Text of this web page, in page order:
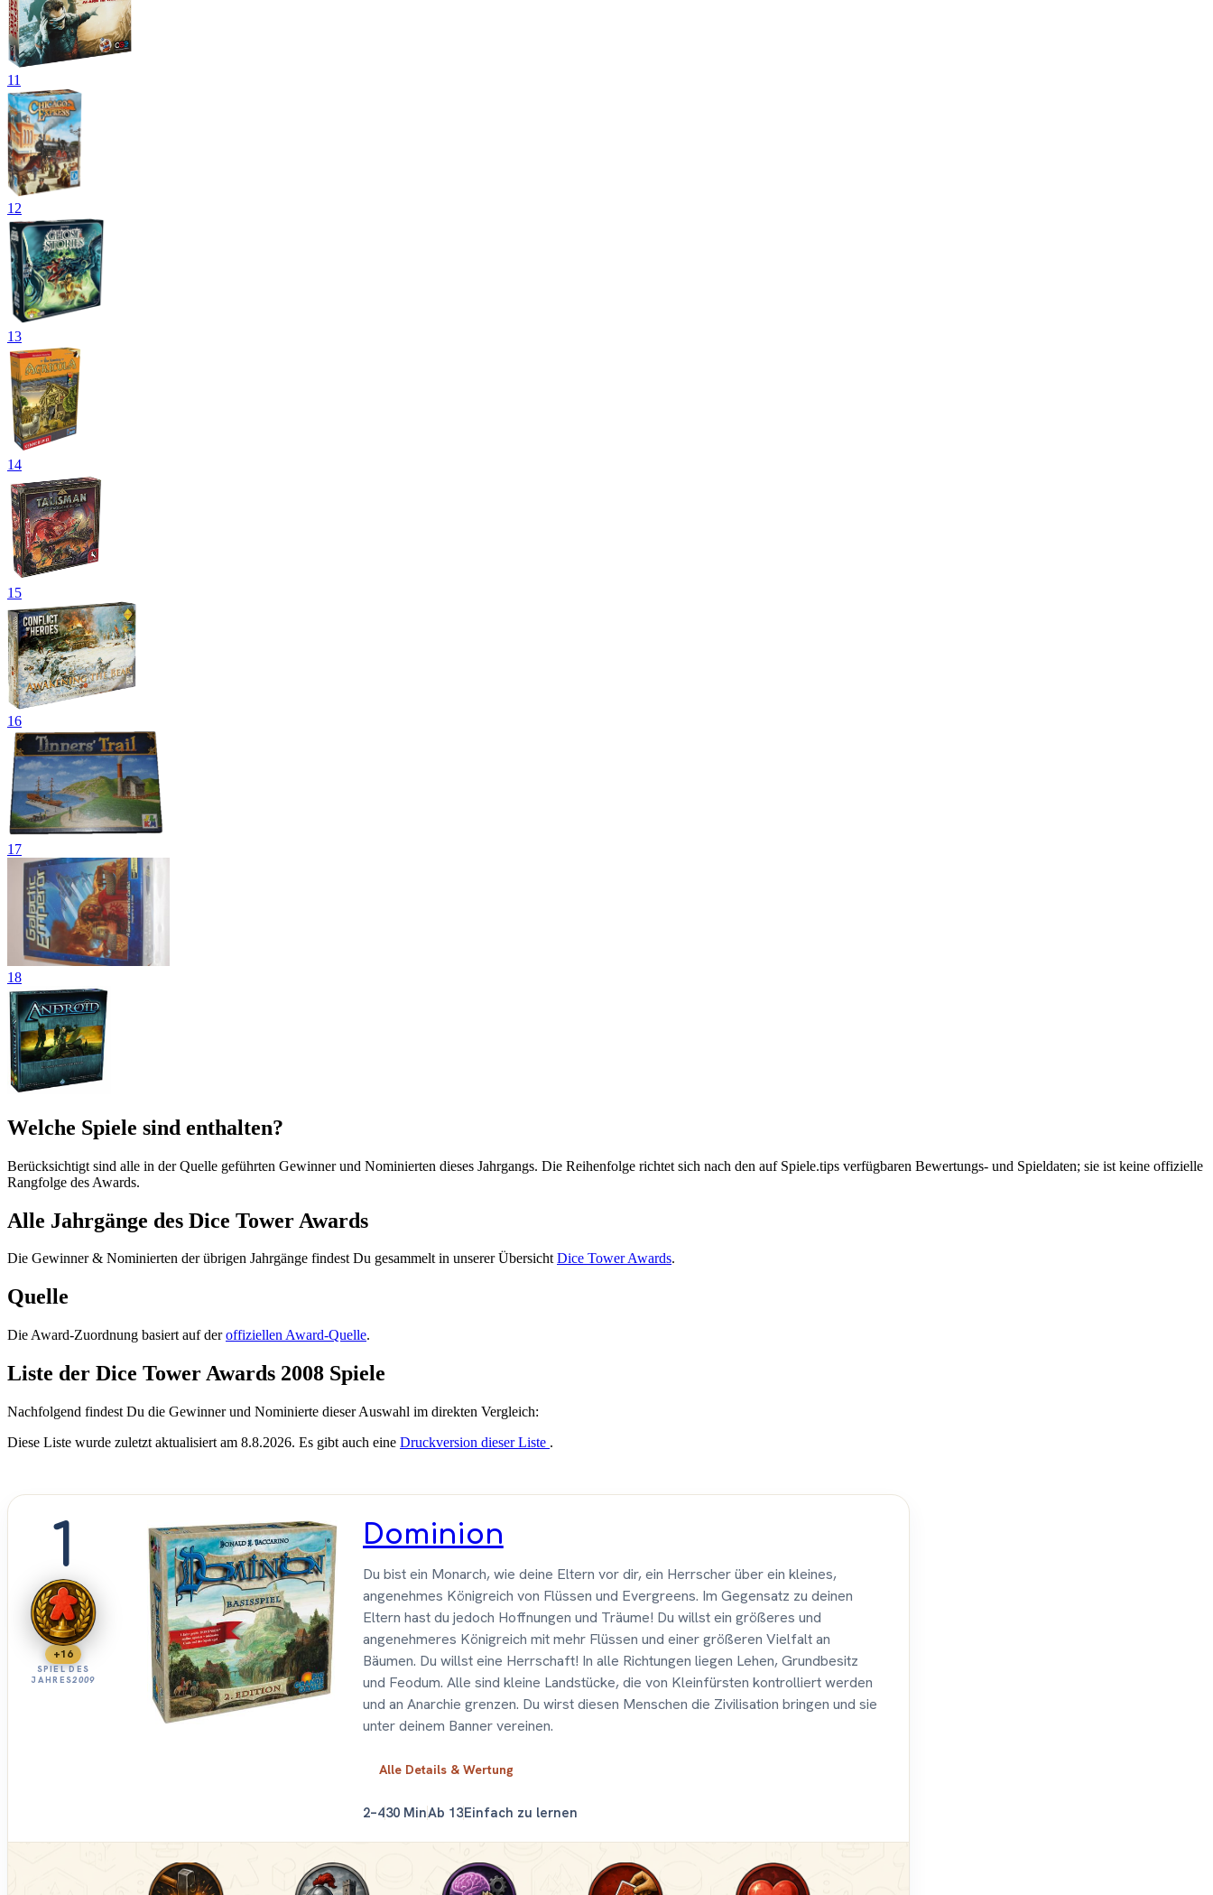
11
12
13
14
15
16
17
18
Welche Spiele sind enthalten?
Berücksichtigt sind alle in der Quelle geführten Gewinner und Nominierten dieses Jahrgangs. Die Reihenfolge richtet sich nach den auf Spiele.tips verfügbaren Bewertungs- und Spieldaten; sie ist keine offizielle
Rangfolge des Awards.
Alle Jahrgänge des Dice Tower Awards
Die Gewinner & Nominierten der übrigen Jahrgänge findest Du gesammelt in unserer ÜbersichtDice Tower Awards.
Quelle
Die Award-Zuordnung basiert auf deroffiziellen Award-Quelle.
Liste der Dice Tower Awards 2008 Spiele
Nachfolgend findest Du die Gewinner und Nominierte dieser Auswahl im direkten Vergleich:
Diese Liste wurde zuletzt aktualisiert am 8.8.2026. Es gibt auch eine Druckversion dieser Liste .
1
+16
SPIEL DES
JAHRES2009
Dominion
Du bist ein Monarch, wie deine Eltern vor dir, ein Herrscher über ein kleines,
angenehmes Königreich von Flüssen und Evergreens. Im Gegensatz zu deinen
Eltern hast du jedoch Hoffnungen und Träume! Du willst ein größeres und
angenehmeres Königreich mit mehr Flüssen und einer größeren Vielfalt an
Bäumen. Du willst eine Herrschaft! In alle Richtungen liegen Lehen, Grundbesitz
und Feodum. Alle sind kleine Landstücke, die von Kleinfürsten kontrolliert werden
und an Anarchie grenzen. Du wirst diesen Menschen die Zivilisation bringen und sie
unter deinem Banner vereinen.
Alle Details & Wertung
2–430 MinAb 13Einfach zu lernen